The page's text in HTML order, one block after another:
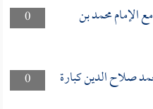
0
محمد بن
0
صلاح الدين كبارة